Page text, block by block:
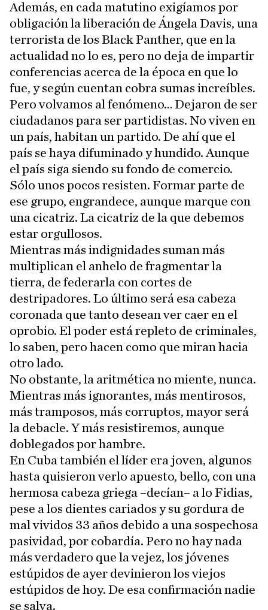
Además, en cada matutino exigíamos por
obligación la liberación de Ángela Davis, una
terrorista de los Black Panther, que en la
actualidad no lo es, pero no deja de impartir
conferencias acerca de la época en que lo
fue, y según cuentan cobra sumas increíbles.
Pero volvamos al fenómeno… Dejaron de ser
ciudadanos para ser partidistas. No viven en
un país, habitan un partido. De ahí que el
país se haya difuminado y hundido. Aunque
el país siga siendo su fondo de comercio.
Sólo unos pocos resisten. Formar parte de
ese grupo, engrandece, aunque marque con
una cicatriz. La cicatriz de la que debemos
estar orgullosos.
Mientras más indignidades suman más
multiplican el anhelo de fragmentar la
tierra, de federarla con cortes de
destripadores. Lo último será esa cabeza
coronada que tanto desean ver caer en el
oprobio. El poder está repleto de criminales,
lo saben, pero hacen como que miran hacia
otro lado.
No obstante, la aritmética no miente, nunca.
Mientras más ignorantes, más mentirosos,
más tramposos, más corruptos, mayor será
la debacle. Y más resistiremos, aunque
doblegados por hambre.
En Cuba también el líder era joven, algunos
hasta quisieron verlo apuesto, bello, con una
hermosa cabeza griega –decían– a lo Fidias,
pese a los dientes cariados y su gordura de
mal vividos 33 años debido a una sospechosa
pasividad, por cobardía. Pero no hay nada
más verdadero que la vejez, los jóvenes
estúpidos de ayer devinieron los viejos
estúpidos de hoy. De esa confirmación nadie
se salva.